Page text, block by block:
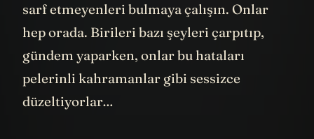
sarf etmeyenleri bulmaya çalışın. Onlar
hep orada. Birileri bazı şeyleri çarpıtıp,
gündem yaparken, onlar bu hataları
pelerinli kahramanlar gibi sessizce
düzeltiyorlar…